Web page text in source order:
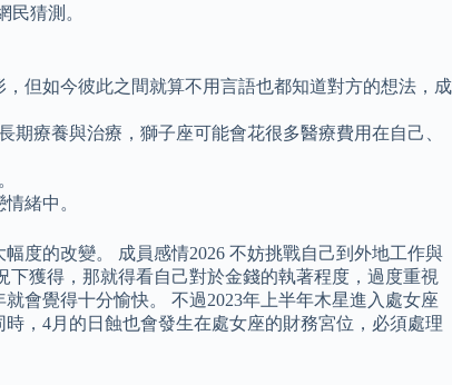
猜測。
但如今彼此之間就算不用言語也都知道對方的想法，成
療養與治療，獅子座可能會花很多醫療費用在自己、
緒中。
度的改變。 成員感情2026 不妨挑戰自己到外地工作與
獲得，那就得看自己對於金錢的執著程度，過度重視
會覺得十分愉快。 不過2023年上半年木星進入處女座
，4月的日蝕也會發生在處女座的財務宮位，必須處理